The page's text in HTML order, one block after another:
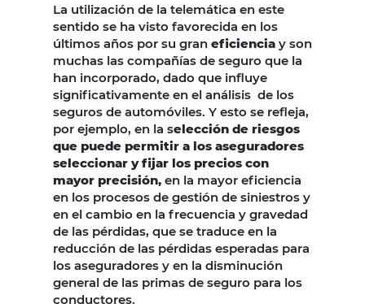
La utilización de la telemática en este
sentido se ha visto favorecida en los
últimos años por su gran eficiencia y son
muchas las compañías de seguro que la
han incorporado, dado que influye
significativamente en el análisis de los
seguros de automóviles. Y esto se refleja,
por ejemplo, en la selección de riesgos
que puede permitir a los aseguradores
seleccionar y fijar los precios con
mayor precisión, en la mayor eficiencia
en los procesos de gestión de siniestros y
en el cambio en la frecuencia y gravedad
de las pérdidas, que se traduce en la
reducción de las pérdidas esperadas para
los aseguradores y en la disminución
general de las primas de seguro para los
conductores.